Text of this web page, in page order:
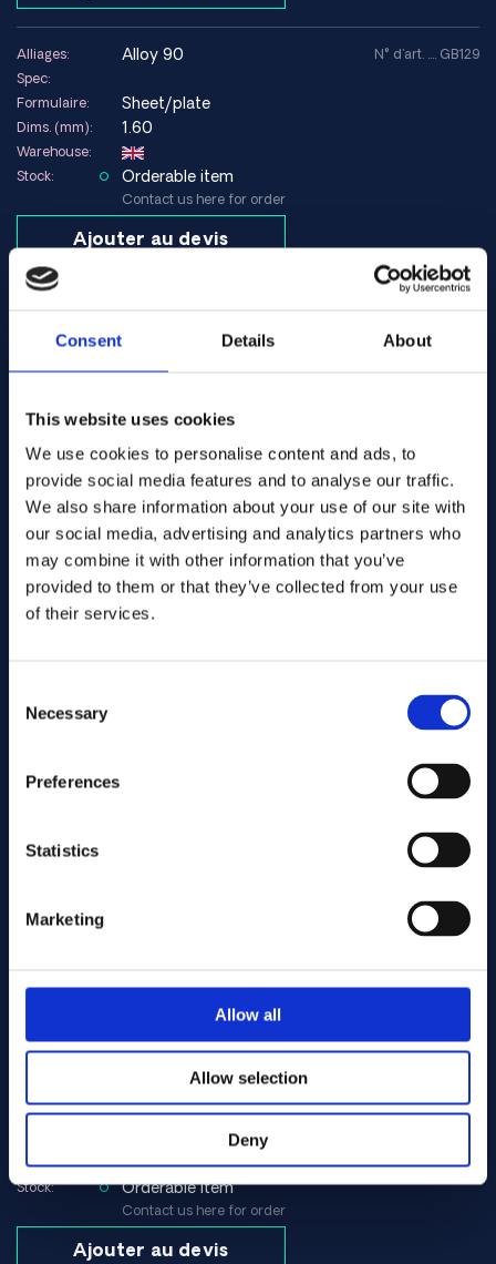
Consent Details About
This website uses cookies
We use cookies to personalise content and ads, to
provide social media features and to analyse our traffic.
We also share information about your use of our site with
our social media, advertising and analytics partners who
may combine it with other information that you’ve
provided to them or that they’ve collected from your use
of their services.
Selection
Necessary
Preferences
Statistics
Marketing
Allow all
Allow selection
Deny
Alliages: alloy 90
Spec:
Formulaire:
Sheet/plate
Dims. (mm): 1.60
Warehouse:
Stock:
Orderable item
Contact us here for order
Ajouter au devis
N° d'art. .... GB129
Stock:
Orderable item
Contact us here for order
Ajouter au devis
Alliages: alloy 90
Spec:
Formulaire:
Sheet/plate
N° d'art. .... GB133
Formulaire:
Warehouse:
Formulaire: Round bar
Warehouse:
Stock:
Orderable item
Contact us here for order
Ajouter au devis